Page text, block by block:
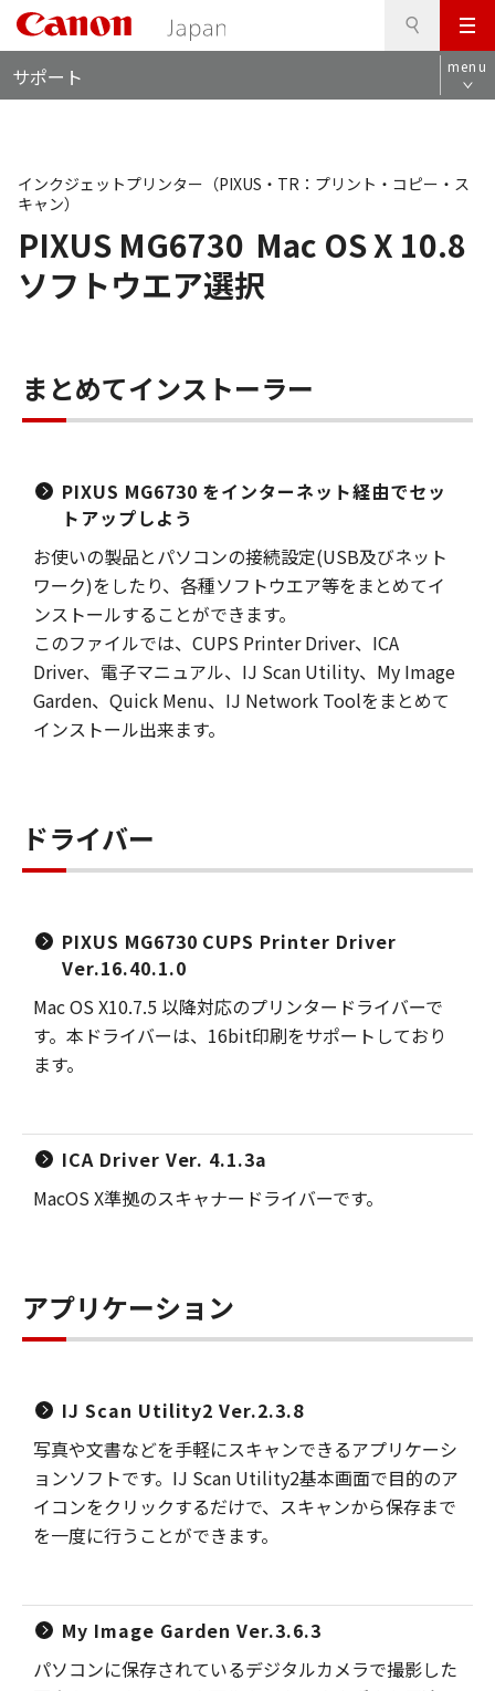
メ
ニ
ュ
サポート menu
PIXUS MG6730 Mac OS X 10.8
ソフトウエア選択
インクジェットプリンター（PIXUS・TR：プリント・コピー・ス
キャン）
まとめてインストーラー
PIXUS MG6730 をインターネット経由でセッ
トアップしよう
お使いの製品とパソコンの接続設定(USB及びネット
ワーク)をしたり、各種ソフトウエア等をまとめてイ
ンストールすることができます。
このファイルでは、CUPS Printer Driver、ICA
Driver、電子マニュアル、IJ Scan Utility、My Image
Garden、Quick Menu、IJ Network Toolをまとめて
インストール出来ます。
ドライバー
PIXUS MG6730 CUPS Printer Driver
Ver.16.40.1.0
Mac OS X10.7.5 以降対応のプリンタードライバーで
す。本ドライバーは、16bit印刷をサポートしており
ます。
ICA Driver Ver. 4.1.3a
MacOS X準拠のスキャナードライバーです。
アプリケーション
IJ Scan Utility2 Ver.2.3.8
写真や文書などを手軽にスキャンできるアプリケーシ
ョンソフトです。IJ Scan Utility2基本画面で目的のア
イコンをクリックするだけで、スキャンから保存まで
を一度に行うことができます。
My Image Garden Ver.3.6.3
パソコンに保存されているデジタルカメラで撮影した